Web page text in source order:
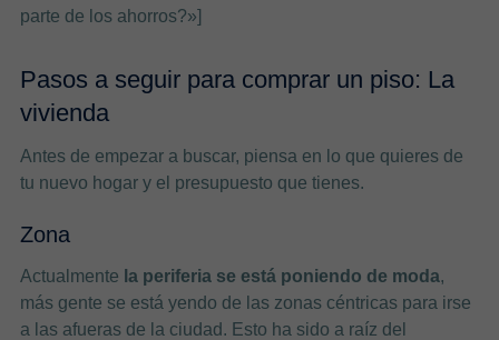
parte de los ahorros?»]
Pasos a seguir para comprar un piso: La
vivienda
Antes de empezar a buscar, piensa en lo que quieres de
tu nuevo hogar y el presupuesto que tienes.
Zona
Actualmente la periferia se está poniendo de moda,
más gente se está yendo de las zonas céntricas para irse
a las afueras de la ciudad. Esto ha sido a raíz del